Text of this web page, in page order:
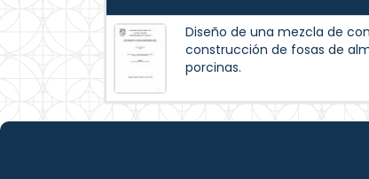
Diseño de una mezcla de
construcción de fosas de
porcinas.